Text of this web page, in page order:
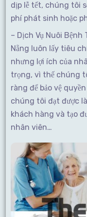
dịp lễ tết, chúng tôi
phí phát sinh hoặc
– Dịch Vụ Nuôi Bệnh
Nẵng luôn lấy tiêu
nhưng lợi ích của
trọng, vì thế chúng
ràng để bảo vệ
chúng tôi đạt được
khách hàng và tạo
nhân viên…